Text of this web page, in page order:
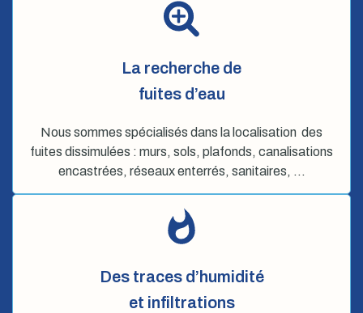
La recherche de
fuites d’eau
Nous sommes spécialisés dans la localisation des
fuites dissimulées : murs, sols, plafonds, canalisations
encastrées, réseaux enterrés, sanitaires, …
Des traces d’humidité
et infiltrations